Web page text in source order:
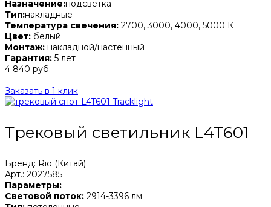
Назначение:подсветка
Тип:накладные
Температура свечения: 2700, 3000, 4000, 5000 К
Цвет: белый
Монтаж: накладной/настенный
Гарантия: 5 лет
4 840 руб.
Заказать в 1 клик
Трековый светильник L4T601
Бренд: Rio (Китай)
Арт.: 2027585
Параметры:
Световой поток: 2914-3396 лм